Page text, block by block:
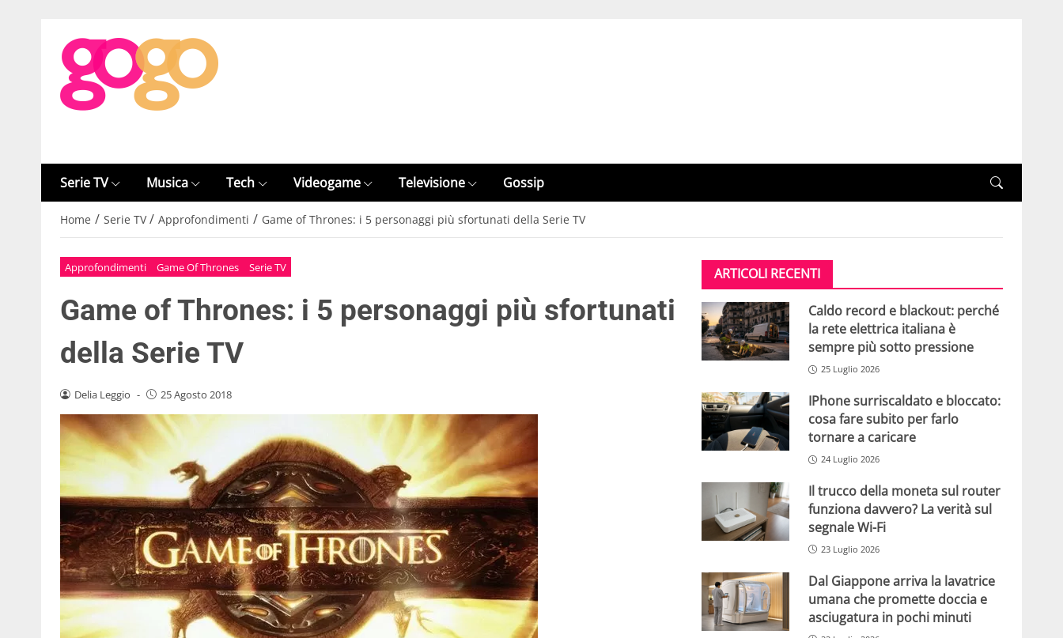
Serie TV Musica Tech Videogame Televisione Gossip
Home / Serie TV / Approfondimenti / Game of Thrones: i 5 personaggi più sfortunati della Serie TV
Approfondimenti Game Of Thrones Serie TV
Game of Thrones: i 5 personaggi più sfortunati
della Serie TV
Delia Leggio - 25 Agosto 2018
ARTICOLI RECENTI
Caldo record e blackout: perché
la rete elettrica italiana è
sempre più sotto pressione
25 Luglio 2026
IPhone surriscaldato e bloccato:
cosa fare subito per farlo
tornare a caricare
24 Luglio 2026
Il trucco della moneta sul router
funziona davvero? La verità sul
segnale Wi-Fi
23 Luglio 2026
Dal Giappone arriva la lavatrice
umana che promette doccia e
asciugatura in pochi minuti